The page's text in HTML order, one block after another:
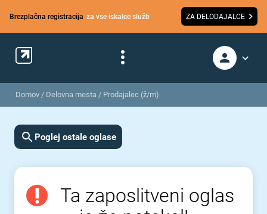
Brezplačna registracija za vse iskalce služb ZA DELODAJALCE
Domov / Delovna mesta / Prodajalec (ž/m)
Poglej ostale oglase
Ta zaposlitveni oglas